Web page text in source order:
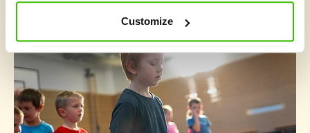
Customize